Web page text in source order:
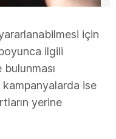
için
ilgili
ise
yerine